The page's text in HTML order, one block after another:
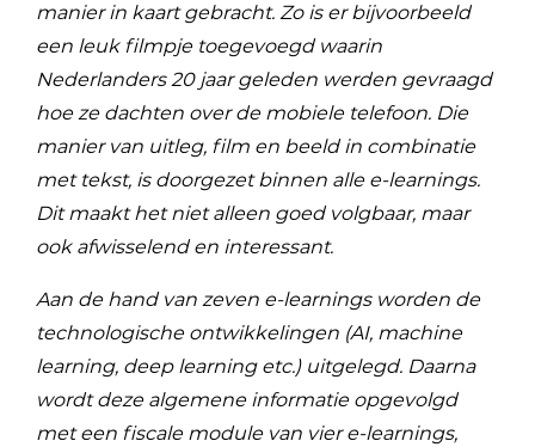
manier in kaart gebracht. Zo is er bijvoorbeeld
een leuk filmpje toegevoegd waarin
Nederlanders 20 jaar geleden werden gevraagd
hoe ze dachten over de mobiele telefoon. Die
manier van uitleg, film en beeld in combinatie
met tekst, is doorgezet binnen alle e-learnings.
Dit maakt het niet alleen goed volgbaar, maar
ook afwisselend en interessant.
Aan de hand van zeven e-learnings worden de
technologische ontwikkelingen (AI, machine
learning, deep learning etc.) uitgelegd. Daarna
wordt deze algemene informatie opgevolgd
met een fiscale module van vier e-learnings,